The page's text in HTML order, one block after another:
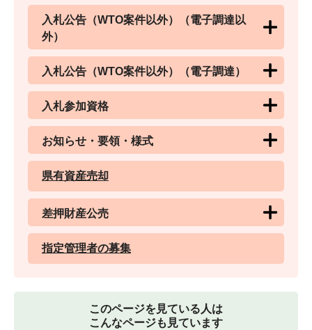
入札公告（WTO案件以外）（電子調達以
外）
入札公告（WTO案件以外）（電子調達）
入札参加資格
お知らせ・要領・様式
県有資産売却
差押財産公売
指定管理者の募集
このページを見ている人は
こんなページも見ています